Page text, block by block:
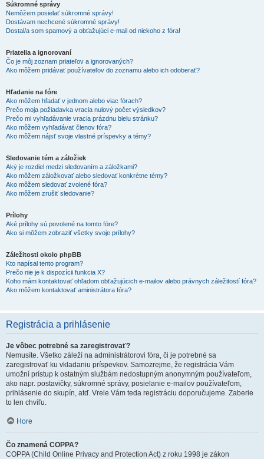
Súkromné správy
Nemôžem posielať súkromné správy!
Dostávam nechcené súkromné správy!
Dostal/a som spamový a obťažujúci e-mail od niekoho z fóra!
Priatelia a ignorovaní
Čo je môj zoznam priateľov a ignorovaných?
Ako môžem pridávať používateľov do zoznamu alebo ich odoberať?
Hľadanie na fóre
Ako môžem hľadať v jednom alebo viac fórach?
Prečo moja požiadavka vracia nulový počet výsledkov?
Prečo mi vyhľadávanie vracia prázdnu bielu stránku?
Ako môžem vyhľadávať členov fóra?
Ako môžem nájsť svoje vlastné príspevky a témy?
Sledovanie tém a záložiek
Aký je rozdiel medzi sledovaním a záložkami?
Ako môžem záložkovať alebo sledovať konkrétne témy?
Ako môžem sledovať zvolené fóra?
Ako môžem zrušiť sledovanie?
Prílohy
Aké prílohy sú povolené na tomto fóre?
Ako si môžem zobraziť všetky svoje prílohy?
Záležitosti okolo phpBB
Kto napísal tento program?
Prečo nie je k dispozícii funkcia X?
Koho mám kontaktovať ohľadom obťažujúcich e-mailov alebo právnych záležitostí fóra?
Ako môžem kontaktovať aministrátora fóra?
Registrácia a prihlásenie
Je vôbec potrebné sa zaregistrovať?
Nemusíte. Všetko záleží na administrátorovi fóra, či je potrebné sa
zaregistrovať ku vkladaniu príspevkov. Samozrejme, že registrácia Vám
umožní prístup k ostatným službám nedostupným anonymným používateľom,
ako napr. postavičky, súkromné správy, posielanie e-mailov používateľom,
prihlásenie do skupín, atď. Vrele Vám teda registráciu doporučujeme. Zaberie
to len chvíľu.
Hore
Čo znamená COPPA?
COPPA (Child Online Privacy and Protection Act) z roku 1998 je zákon